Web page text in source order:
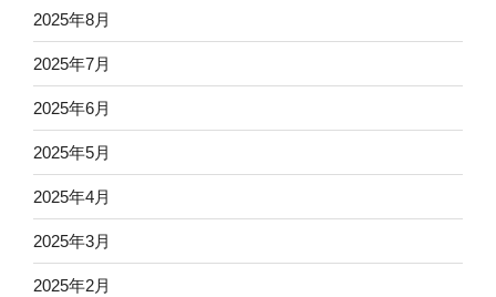
2025年8月
2025年7月
2025年6月
2025年5月
2025年4月
2025年3月
2025年2月